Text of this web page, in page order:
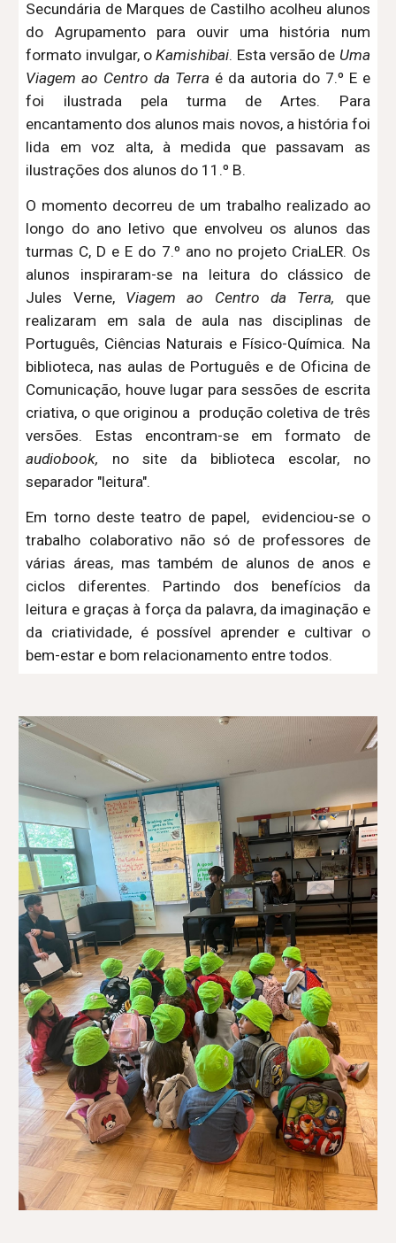
Secundária de Marques de Castilho acolheu alunos
do Agrupamento para ouvir uma história num
formato invulgar, oKamishibai. Esta versão de Uma
Viagem ao Centro da Terra é da autoria do 7.º E e
foi ilustrada pela turma de Artes.
Para
encantamento dos alunos mais novos, a história foi
lida em voz alta, à medida que passavam as
ilustrações dos alunos do 11.º B.
O momento decorreu de um trabalho realizado ao
longo do ano letivo que envolveu os alunos das
turmas C, D e E do 7.º ano no projeto CriaLER. Os
alunos inspiraram-se na leitura do clássico de
Jules Verne, Viagem ao Centro da Terra, que
realizaram em sala de aula nas disciplinas de
Português, Ciências Naturais e Físico-Química. Na
biblioteca, nas aulas de Português e de Oficina de
Comunicação, houve lugar para sessões de escrita
criativa, o que originou a produção coletiva de três
versões. Estas encontram-se em formato de
audiobook, no site da biblioteca escolar, no
separador "leitura".
Em torno deste teatro de papel,
evidenciou-se o
trabalho colaborativo não só de professores de
várias áreas, mas também de alunos de anos e
ciclos diferentes. Partindo dos benefícios da
leitura e graças à força da palavra, da imaginação e
da criatividade, é possível aprender e cultivar o
bem-estar e bom relacionamento entre todos.